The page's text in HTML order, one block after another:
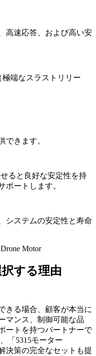
高速応答、および高い安
極端なスラストリリー
できます。
ると良好な安定性を持
ポートします。
システムの安定性と寿命
する理由
きる場合、顧客が本当に
マンス、制御可能な品
ートを持つパートナーで
「5315モーター
決策の完全なセットも提